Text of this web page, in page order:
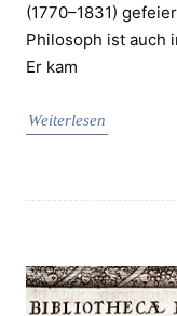
(1770–1831)
Philosoph ist auch
Er kam
Weiterlesen